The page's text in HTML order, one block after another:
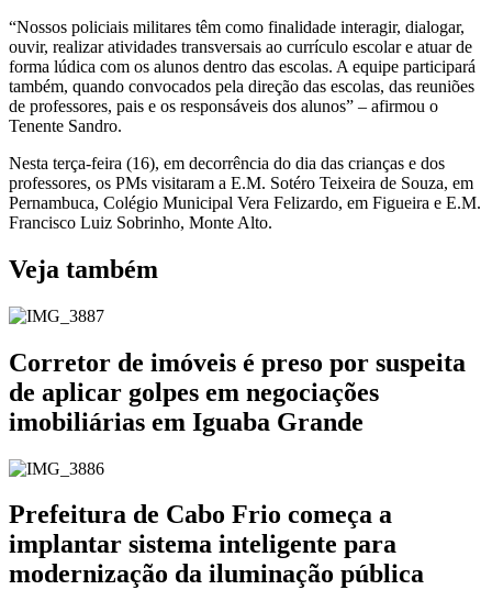
“Nossos policiais militares têm como finalidade interagir, dialogar,
ouvir, realizar atividades transversais ao currículo escolar e atuar de
forma lúdica com os alunos dentro das escolas. A equipe participará
também, quando convocados pela direção das escolas, das reuniões
de professores, pais e os responsáveis dos alunos” – afirmou o
Tenente Sandro.
Nesta terça-feira (16), em decorrência do dia das crianças e dos
professores, os PMs visitaram a E.M. Sotéro Teixeira de Souza, em
Pernambuca, Colégio Municipal Vera Felizardo, em Figueira e E.M.
Francisco Luiz Sobrinho, Monte Alto.
Veja também
Corretor de imóveis é preso por suspeita
de aplicar golpes em negociações
imobiliárias em Iguaba Grande
Prefeitura de Cabo Frio começa a
implantar sistema inteligente para
modernização da iluminação pública